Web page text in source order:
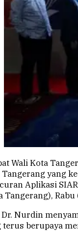
Wali Kota
yang
Aplikasi
Tangerang), Rabu
Nurdin
terus berupaya